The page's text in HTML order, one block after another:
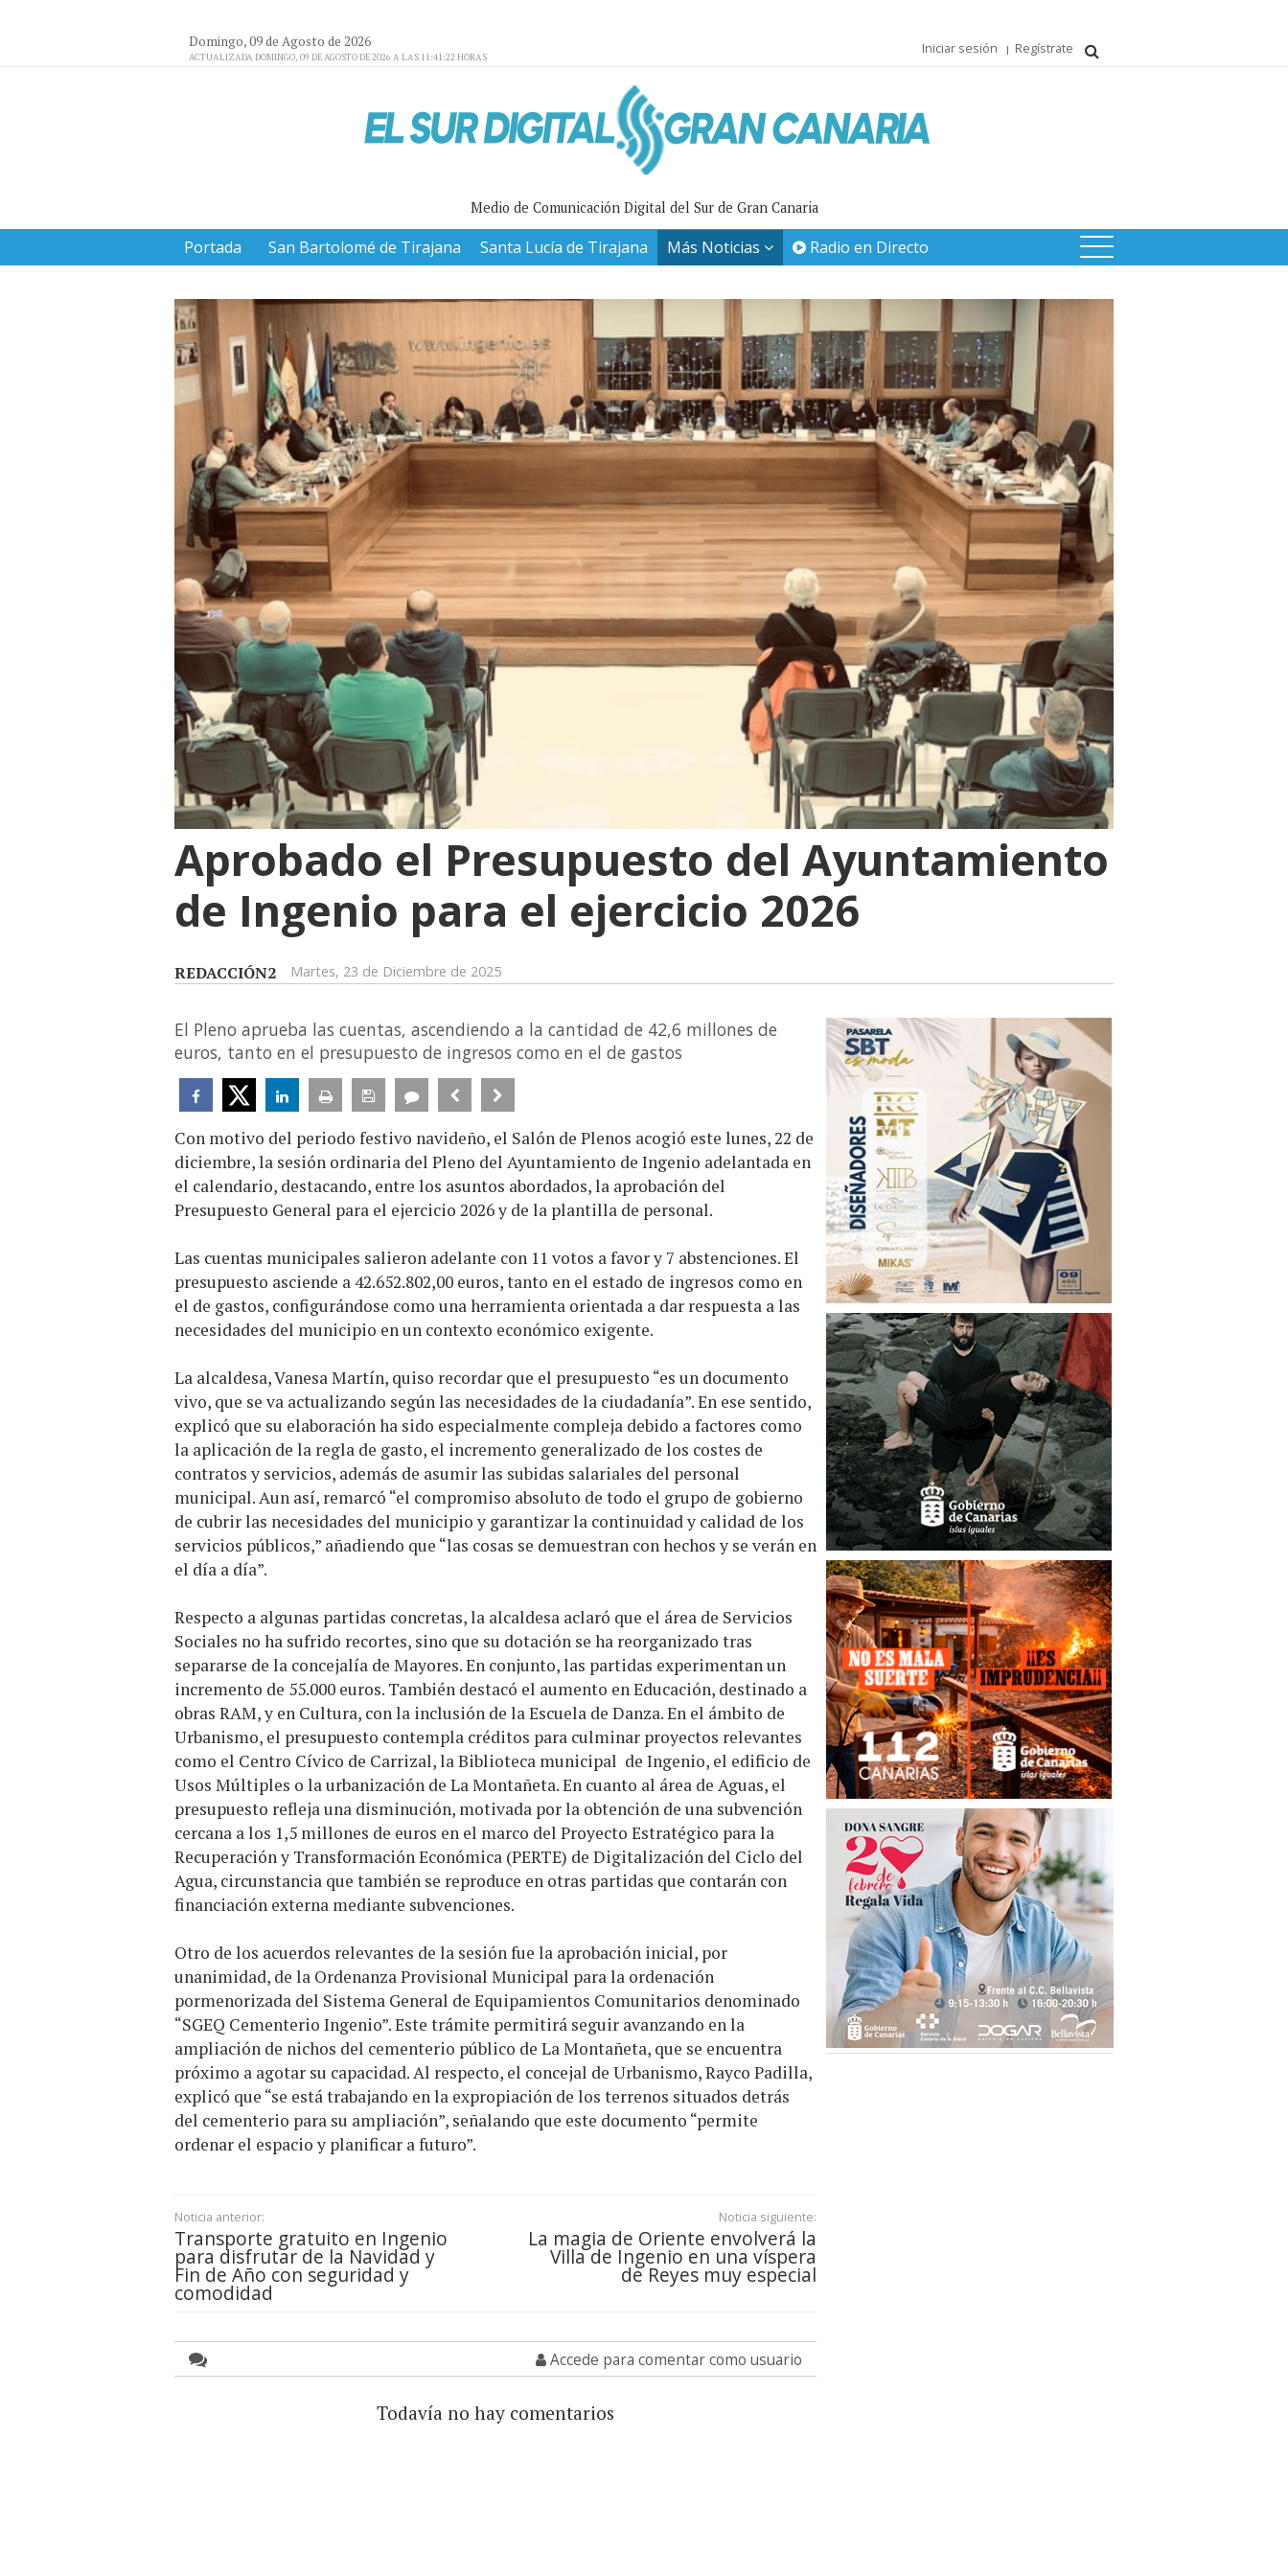
Domingo, 09 de Agosto de 2026
ACTUALIZADA DOMINGO, 09 DE AGOSTO DE 2026 A LAS 11:41:22 HORAS
Iniciar sesión Regístrate
Medio de Comunicación Digital del Sur de Gran Canaria
Portada San Bartolomé de Tirajana Santa Lucía de Tirajana Más Noticias Radio en Directo
Aprobado el Presupuesto del Ayuntamiento
de Ingenio para el ejercicio 2026
REDACCIÓN2 Martes, 23 de Diciembre de 2025
El Pleno aprueba las cuentas, ascendiendo a la cantidad de 42,6 millones de
euros, tanto en el presupuesto de ingresos como en el de gastos
Con motivo del periodo festivo navideño, el Salón de Plenos acogió este lunes, 22 de
diciembre, la sesión ordinaria del Pleno del Ayuntamiento de Ingenio adelantada en
el calendario, destacando, entre los asuntos abordados, la aprobación del
Presupuesto General para el ejercicio 2026 y de la plantilla de personal.
Las cuentas municipales salieron adelante con 11 votos a favor y 7 abstenciones. El
presupuesto asciende a 42.652.802,00 euros, tanto en el estado de ingresos como en
el de gastos, configurándose como una herramienta orientada a dar respuesta a las
necesidades del municipio en un contexto económico exigente.
La alcaldesa, Vanesa Martín, quiso recordar que el presupuesto “es un documento
vivo, que se va actualizando según las necesidades de la ciudadanía”. En ese sentido,
explicó que su elaboración ha sido especialmente compleja debido a factores como
la aplicación de la regla de gasto, el incremento generalizado de los costes de
contratos y servicios, además de asumir las subidas salariales del personal
municipal. Aun así, remarcó “el compromiso absoluto de todo el grupo de gobierno
de cubrir las necesidades del municipio y garantizar la continuidad y calidad de los
servicios públicos,” añadiendo que “las cosas se demuestran con hechos y se verán en
el día a día”.
Respecto a algunas partidas concretas, la alcaldesa aclaró que el área de Servicios
Sociales no ha sufrido recortes, sino que su dotación se ha reorganizado tras
separarse de la concejalía de Mayores. En conjunto, las partidas experimentan un
incremento de 55.000 euros. También destacó el aumento en Educación, destinado a
obras RAM, y en Cultura, con la inclusión de la Escuela de Danza. En el ámbito de
Urbanismo, el presupuesto contempla créditos para culminar proyectos relevantes
como el Centro Cívico de Carrizal, la Biblioteca municipal de Ingenio, el edificio de
Usos Múltiples o la urbanización de La Montañeta. En cuanto al área de Aguas, el
presupuesto refleja una disminución, motivada por la obtención de una subvención
cercana a los 1,5 millones de euros en el marco del Proyecto Estratégico para la
Recuperación y Transformación Económica (PERTE) de Digitalización del Ciclo del
Agua, circunstancia que también se reproduce en otras partidas que contarán con
financiación externa mediante subvenciones.
Otro de los acuerdos relevantes de la sesión fue la aprobación inicial, por
unanimidad, de la Ordenanza Provisional Municipal para la ordenación
pormenorizada del Sistema General de Equipamientos Comunitarios denominado
“SGEQ Cementerio Ingenio”. Este trámite permitirá seguir avanzando en la
ampliación de nichos del cementerio público de La Montañeta, que se encuentra
próximo a agotar su capacidad. Al respecto, el concejal de Urbanismo, Rayco Padilla,
explicó que “se está trabajando en la expropiación de los terrenos situados detrás
del cementerio para su ampliación”, señalando que este documento “permite
ordenar el espacio y planificar a futuro”.
Noticia anterior:
Transporte gratuito en Ingenio
para disfrutar de la Navidad y
Fin de Año con seguridad y
comodidad
Noticia siguiente:
La magia de Oriente envolverá la
Villa de Ingenio en una víspera
de Reyes muy especial
Accede para comentar como usuario
Todavía no hay comentarios